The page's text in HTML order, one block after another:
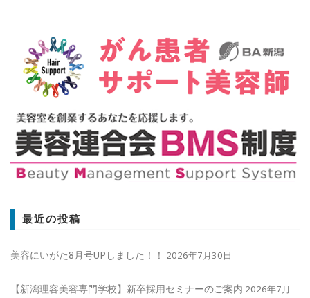
最近の投稿
美容にいがた8月号UPしました！！ 2026年7月30日
【新潟理容美容専門学校】新卒採用セミナーのご案内 2026年7月